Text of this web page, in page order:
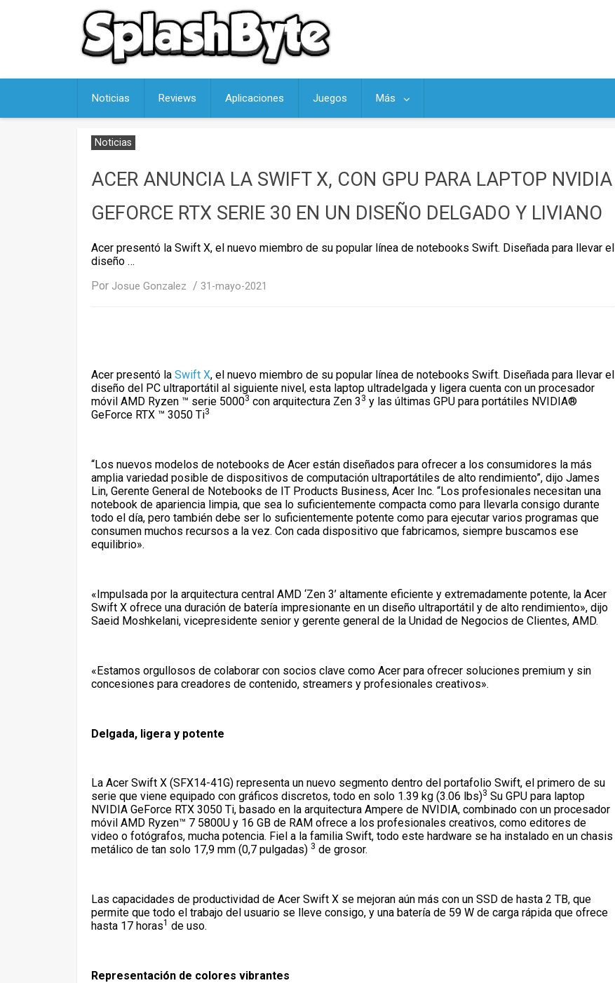
Noticias Reviews Aplicaciones Juegos Más
Noticias
ACER ANUNCIA LA SWIFT X, CON GPU PARA LAPTOP NVIDIA
GEFORCE RTX SERIE 30 EN UN DISEÑO DELGADO Y LIVIANO
Acer presentó la Swift X, el nuevo miembro de su popular línea de notebooks Swift. Diseñada para llevar el
diseño …
Por Josue Gonzalez / 31-mayo-2021
Acer presentó la Swift X, el nuevo miembro de su popular línea de notebooks Swift. Diseñada para llevar el
diseño del PC ultraportátil al siguiente nivel, esta laptop ultradelgada y ligera cuenta con un procesador
móvil AMD Ryzen ™ serie 50003 con arquitectura Zen 3 3 y las últimas GPU para portátiles NVIDIA®
GeForce RTX ™ 3050 Ti3
“Los nuevos modelos de notebooks de Acer están diseñados para ofrecer a los consumidores la más
amplia variedad posible de dispositivos de computación ultraportátiles de alto rendimiento”, dijo James
Lin, Gerente General de Notebooks de IT Products Business, Acer Inc. “Los profesionales necesitan una
notebook de apariencia limpia, que sea lo suficientemente compacta como para llevarla consigo durante
todo el día, pero también debe ser lo suficientemente potente como para ejecutar varios programas que
consumen muchos recursos a la vez. Con cada dispositivo que fabricamos, siempre buscamos ese
equilibrio».
«Impulsada por la arquitectura central AMD ‘Zen 3’ altamente eficiente y extremadamente potente, la Acer
Swift X ofrece una duración de batería impresionante en un diseño ultraportátil y de alto rendimiento», dijo
Saeid Moshkelani, vicepresidente senior y gerente general de la Unidad de Negocios de Clientes, AMD.
«Estamos orgullosos de colaborar con socios clave como Acer para ofrecer soluciones premium y sin
concesiones para creadores de contenido, streamers y profesionales creativos».
Delgada, ligera y potente
La Acer Swift X (SFX14-41G) representa un nuevo segmento dentro del portafolio Swift, el primero de su
serie que viene equipado con gráficos discretos, todo en solo 1.39 kg (3.06 lbs)3 Su GPU para laptop
NVIDIA GeForce RTX 3050 Ti, basado en la arquitectura Ampere de NVIDIA, combinado con un procesador
móvil AMD Ryzen™ 7 5800U y 16 GB de RAM ofrece a los profesionales creativos, como editores de
video o fotógrafos, mucha potencia. Fiel a la familia Swift, todo este hardware se ha instalado en un chasis
metálico de tan solo 17,9 mm (0,7 pulgadas) 3 de grosor.
Las capacidades de productividad de Acer Swift X se mejoran aún más con un SSD de hasta 2 TB, que
permite que todo el trabajo del usuario se lleve consigo, y una batería de 59 W de carga rápida que ofrece
hasta 17 horas1 de uso.
Representación de colores vibrantes